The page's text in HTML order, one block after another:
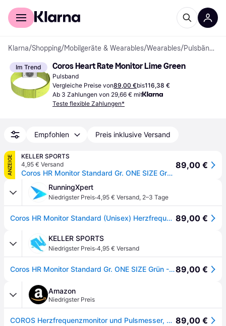
Für Shopper
Klarna/Shopping/Mobilgeräte & Wearables/Wearables/ Pulsbänder
Im Trend Coros Heart Rate Monitor Lime Green
Pulsband
Vergleiche Preise von89,00 €bis116,38 €
Ab 3 Zahlungen von 29,66 € mit
Teste flexible Zahlungen*
Empfohlen Preis inklusive Versand
ANZEIGE
KELLER SPORTS
4,95 € Versand
Coros HR Monitor Standard Gr. ONE SIZE Grün - Jetzt bei Keller Sports kaufen!
89,00 €
RunningXpert
Niedrigster Preis·4,95 € Versand, 2–3 Tage
Coros HR Monitor Standard (Unisex) Herzfrequenzmesser & Brustgurte Grün 89,00 €
KELLER SPORTS
Niedrigster Preis·4,95 € Versand
Coros HR Monitor Standard Gr. ONE SIZE Grün - Jetzt bei Keller Sports kaufen!89,00 €
Amazon
Niedrigster Preis
COROS Herzfrequenzmonitor und Pulsmesser, Komfort- Lime, Regelmäßig 89,00 €